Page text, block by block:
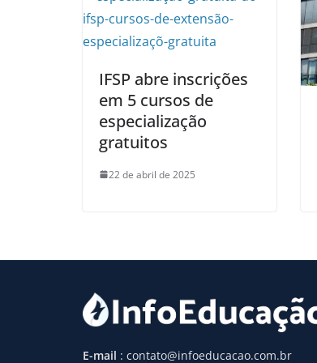
IFSP abre inscrições
em 5 cursos de
especialização
gratuitos
22 de abril de 2025
E-mail : contato@infoeducacao.com.br